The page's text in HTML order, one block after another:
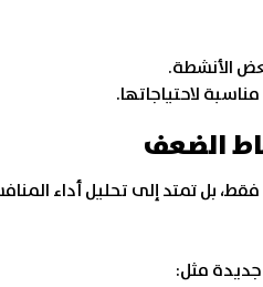
الأنشطة.
لاحتياجاتها.
الضعف
بل تمتد إلى تحليل أداء
مثل: